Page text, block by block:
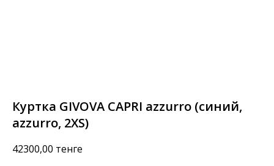
Куртка GIVOVA CAPRI azzurro (синий,
azzurro, 2XS)
42300,00 тенге